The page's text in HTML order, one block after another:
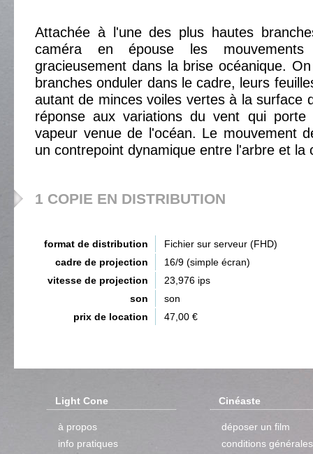
Attachée à l'une des plus hautes
caméra en épouse les
gracieusement dans la brise océanique.
branches onduler dans le cadre, leurs
autant de minces voiles vertes à la surface
réponse aux variations du vent qui
vapeur venue de l'océan. Le mouvement
un contrepoint dynamique entre l'arbre et la
1 COPIE EN DISTRIBUTION
format de distribution
Fichier sur serveur (FHD)
cadre de projection
16/9 (simple écran)
vitesse de projection
23,976 ips
son
son
prix de location
47,00 €
Light Cone
à propos
info pratiques
Cinéaste
déposer un film
conditions générales